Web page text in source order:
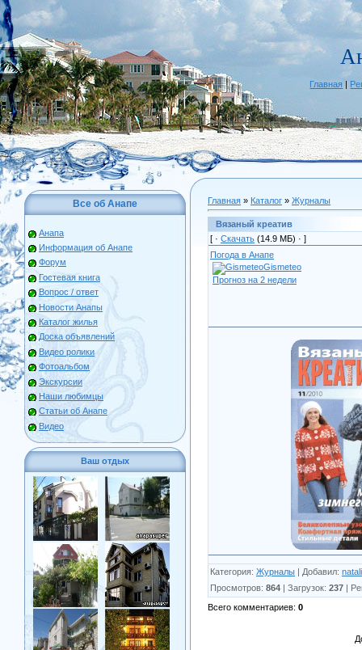
Главная|
Все об Анапе
Анапа
Информация об Анапе
Форум
Гостевая книга
Вопрос / ответ
Новости Анапы
Каталог жилья
Доска объявлений
Видео ролики
Фотоальбом
Экскурсии
Наши любимцы
Статьи об Анапе
Видео
Ваш отдых
Главная » Каталог » Журналы
Вязаный креатив
[ · Скачать (14.9 МБ) · ]
Погода в Анапе
Gismeteo
Прогноз на 2 недели
Категория: Журналы | Добавил:
Просмотров: 864 | Загрузок: 237 |
Всего комментариев: 0